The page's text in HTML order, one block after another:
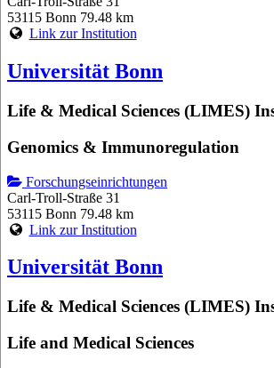
53115 Bonn 79.48 km
Link zur Institution
Universität Bonn
Life & Medical Sciences (LIMES)
Genomics & Immunoregulation
Forschungseinrichtungen
Carl-Troll-Straße 31
53115 Bonn 79.48 km
Link zur Institution
Universität Bonn
Life & Medical Sciences (LIMES)
Life and Medical Sciences